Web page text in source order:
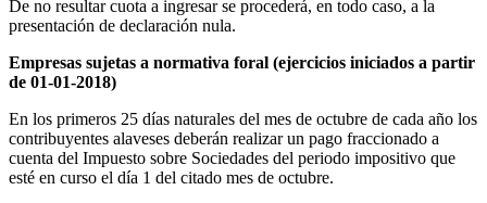
De no resultar cuota a ingresar se procederá, en todo caso, a la
presentación de declaración nula.
Empresas sujetas a normativa foral (ejercicios iniciados a partir
de 01-01-2018)
En los primeros 25 días naturales del mes de octubre de cada año los
contribuyentes alaveses deberán realizar un pago fraccionado a
cuenta del Impuesto sobre Sociedades del periodo impositivo que
esté en curso el día 1 del citado mes de octubre.